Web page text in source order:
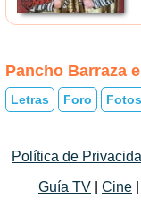
Pancho Barraza
Letras Foro Fotos
Política de
Guía TV
Cine